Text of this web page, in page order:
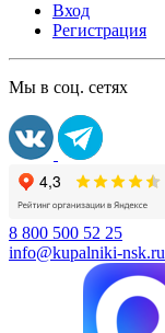
Вход
Регистрация
Мы в соц. сетях
8 800 500 52 25
info@kupalniki-nsk.ru